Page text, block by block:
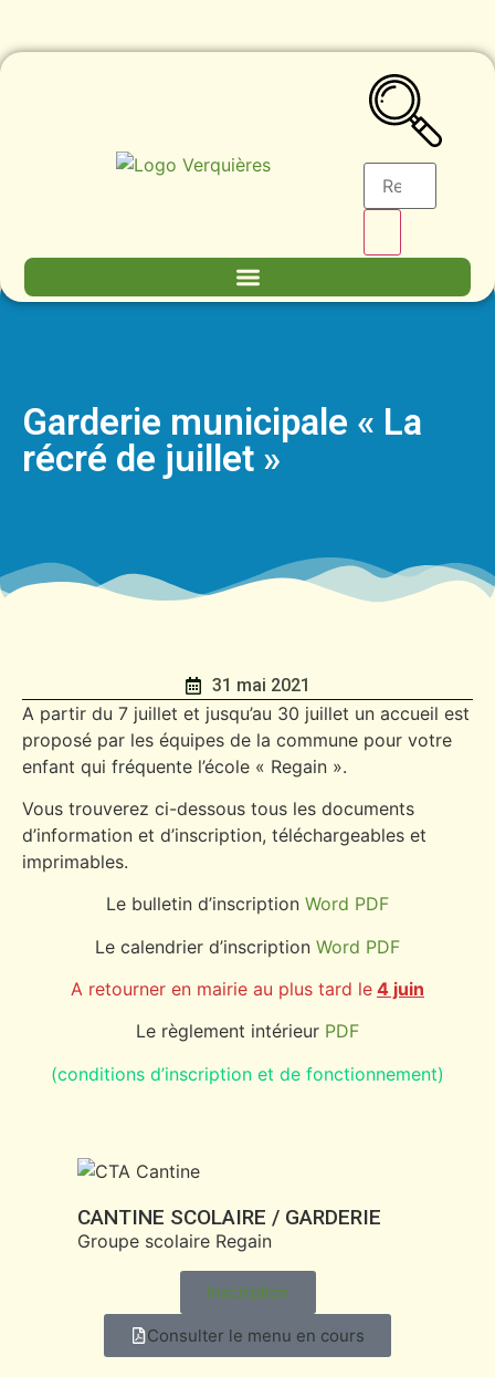
Garderie municipale « La
récré de juillet »
31 mai 2021
A partir du 7 juillet et jusqu’au 30 juillet un accueil est
proposé par les équipes de la commune pour votre
enfant qui fréquente l’école « Regain ».
Vous trouverez ci-dessous tous les documents
d’information et d’inscription, téléchargeables et
imprimables.
Le bulletin d’inscription Word PDF
Le calendrier d’inscription Word PDF
A retourner en mairie au plus tard le 4 juin
Le règlement intérieur PDF
(conditions d’inscription et de fonctionnement)
CANTINE SCOLAIRE / GARDERIE
Groupe scolaire Regain
Inscription
Consulter le menu en cours